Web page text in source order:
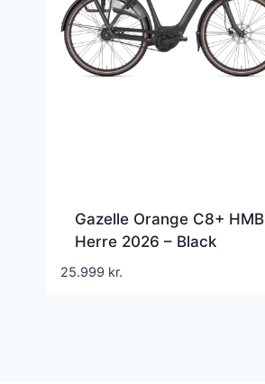
Gazelle Orange C8+ HMB
Herre 2026 – Black
25.999 kr.